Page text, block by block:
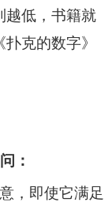
越低，书籍就
克的数字》
：
，即使它满足